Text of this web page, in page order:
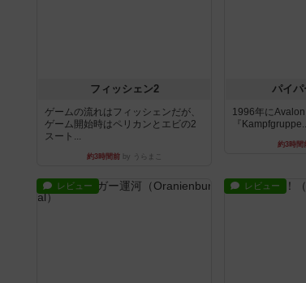
フィッシェン2
ゲームの流れはフィッシェンだが、
ゲーム開始時はペリカンとエビの2
スート...
約3時間前by うらまこ
パイパ
1996年に
『
約3時間
レビュー レビュー